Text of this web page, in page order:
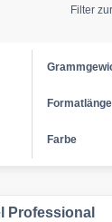
Filter
Formatlänge
Farbe
Professional